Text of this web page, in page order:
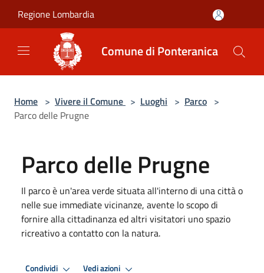
Regione Lombardia
Comune di Ponteranica
Home > Vivere il Comune > Luoghi > Parco >
Parco delle Prugne
Parco delle Prugne
Il parco è un'area verde situata all'interno di una città o
nelle sue immediate vicinanze, avente lo scopo di
fornire alla cittadinanza ed altri visitatori uno spazio
ricreativo a contatto con la natura.
Condividi Vedi azioni